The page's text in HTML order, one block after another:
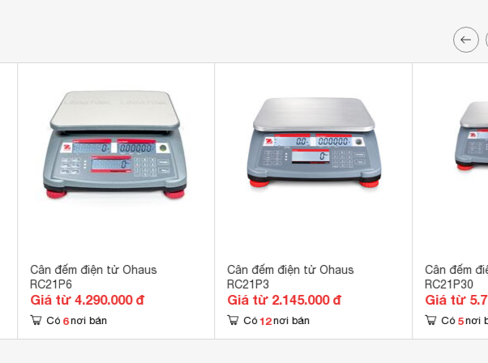
Cân đếm điện tử Ohaus
RC21P6
Giá từ 4.290.000 đ
Có 6 nơi bán
Cân đếm điện tử Ohaus
RC21P3
Giá từ 2.145.000 đ
Có 12 nơi bán
Cân đếm
RC21P30
Giá từ
Có 5 nơi